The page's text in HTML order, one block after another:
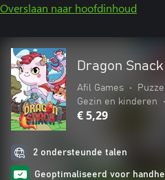
Overslaan naar hoofdinhoud
Dragon
Afil Games •
Gezin en kinderen
•
€ 5,29
2 ondersteunde talen
Geoptimaliseerd voor